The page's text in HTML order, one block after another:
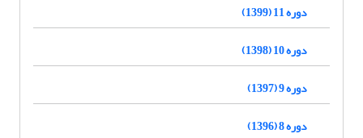
دوره 11 (1399)
دوره 10 (1398)
دوره 9 (1397)
دوره 8 (1396)